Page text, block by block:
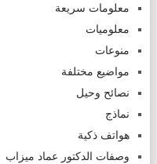
معلومات سريعة
معلوميات
منوعات
مواضيع مختلفة
نصائح وحيل
نماذج
هواتف ذكية
وصفات الدكتور عماد ميزاب